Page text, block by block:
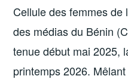
Cellule des femmes de
des médias du Bénin
tenue début mai 2025,
printemps 2026.